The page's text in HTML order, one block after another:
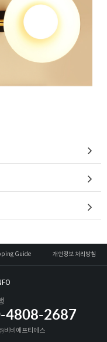
Guide 개인정보 처리방침
4808-2687
비비에프티에스